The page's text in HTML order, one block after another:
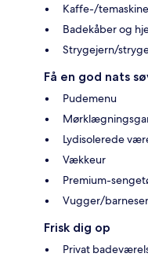
Kaffe-/temaskine
Badekåber og
Strygejern/
Få en god nats
Pudemenu
Lydisolerede
Vækkeur
Premium-
Vugger/
Frisk dig op
Privat